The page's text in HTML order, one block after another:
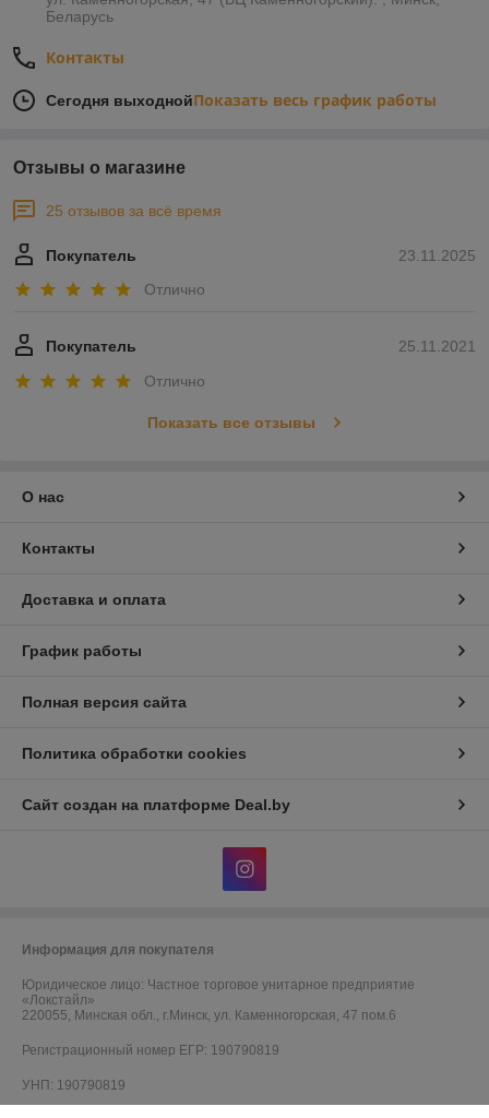
Беларусь
Контакты
Сегодня выходнойПоказать весь график работы
Отзывы о магазине
25 отзывов за всё время
23.11.2025
Покупатель
Отлично
25.11.2021
Покупатель
Отлично
Показать все отзывы
О нас
Контакты
Доставка и оплата
График работы
Полная версия сайта
Политика обработки cookies
Сайт создан на платформе Deal.by
Информация для покупателя
Юридическое лицо: Частное торговое унитарное предприятие
«Локстайл»
220055, Минская обл., г.Минск, ул. Каменногорская, 47 пом.6
Регистрационный номер ЕГР: 190790819
УНП: 190790819